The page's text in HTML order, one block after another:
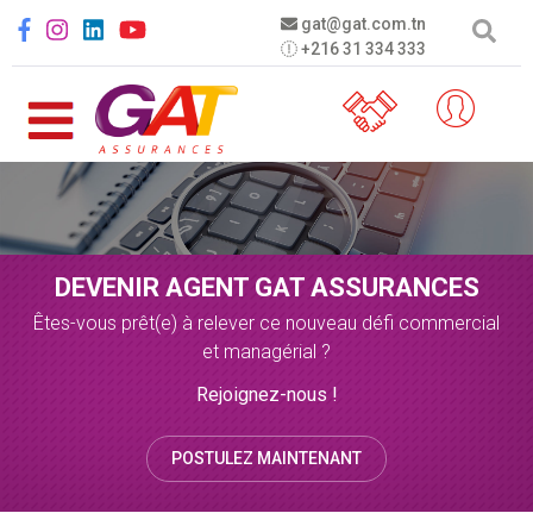
gat@gat.com.tn
+216 31 334 333
Social menu
DEVENIR AGENT GAT ASSURANCES
Êtes-vous prêt(e) à relever ce nouveau défi commercial
et managérial ?
Rejoignez-nous !
POSTULEZ MAINTENANT